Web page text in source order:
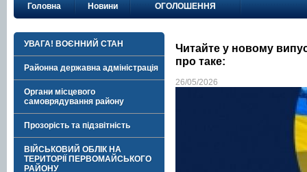
Головна Новини ОГОЛОШЕННЯ
УВАГА! ВОЄННИЙ СТАН
Районна державна адміністрація
Органи місцевого
самоврядування району
Прозорість та підзвітність
ВІЙСЬКОВИЙ ОБЛІК НА
ТЕРИТОРІЇ ПЕРВОМАЙСЬКОГО
РАЙОНУ
Читайте у новому
про таке:
26/05/2026